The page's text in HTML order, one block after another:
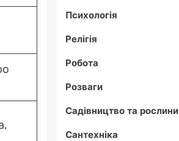
Психологія
Релігія
Робота
Розваги
Садівництво та рослини
Сантехніка